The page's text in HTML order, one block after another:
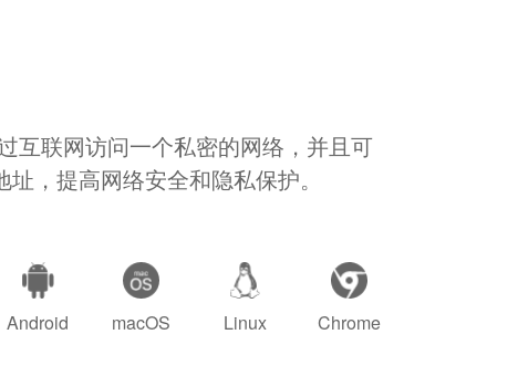
互联网访问一个私密的网络，并且可
，提高网络安全和隐私保护。
Android macOS Linux Chrome